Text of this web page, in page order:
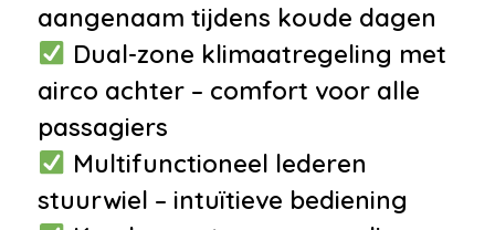
•Start/stop systeem
Veiligheid
•Achteruitrijcamera
•Anti Blokkeer Systeem
•Elektronisch Stabiliteits
aangenaam tijdens koude dagen
Dual-zone klimaatregeling met
airco achter – comfort voor alle
passagiers
Multifunctioneel lederen
stuurwiel – intuïtieve bediening